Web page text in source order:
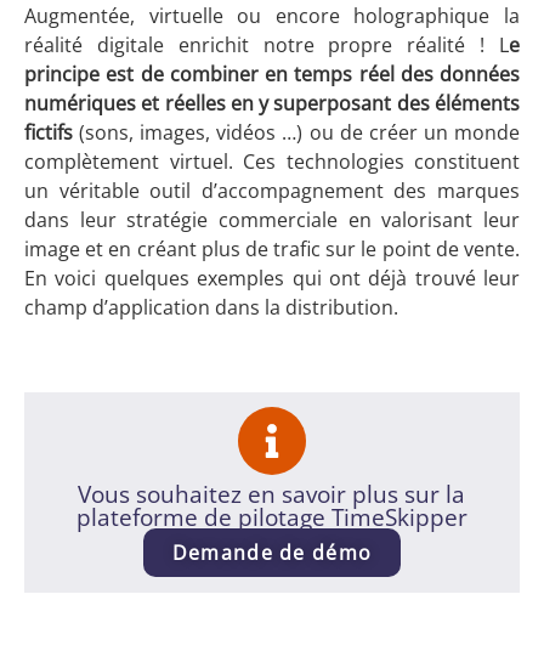
Augmentée, virtuelle ou encore holographique la
réalité digitale enrichit notre propre réalité ! Le
principe est de combiner en temps réel des données
numériques et réelles en y superposant des éléments
fictifs (sons, images, vidéos …) ou de créer un monde
complètement virtuel. Ces technologies constituent
un véritable outil d’accompagnement des marques
dans leur stratégie commerciale en valorisant leur
image et en créant plus de trafic sur le point de vente.
En voici quelques exemples qui ont déjà trouvé leur
champ d’application dans la distribution.
Vous souhaitez en savoir plus sur la
plateforme de pilotage TimeSkipper
Demande de démo